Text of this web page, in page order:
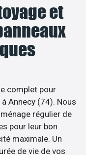
et
complet pour
Annecy (74). Nous
régulier de
pour leur bon
maximale. Un
de vie de vos